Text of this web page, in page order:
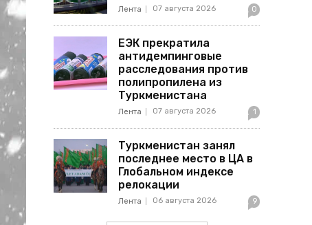
Лента 07 августа 2026 0
ЕЭК прекратила
антидемпинговые
расследования против
полипропилена из
Туркменистана
Лента 07 августа 2026 1
Туркменистан занял
последнее место в ЦА в
Глобальном индексе
релокации
Лента 06 августа 2026 9